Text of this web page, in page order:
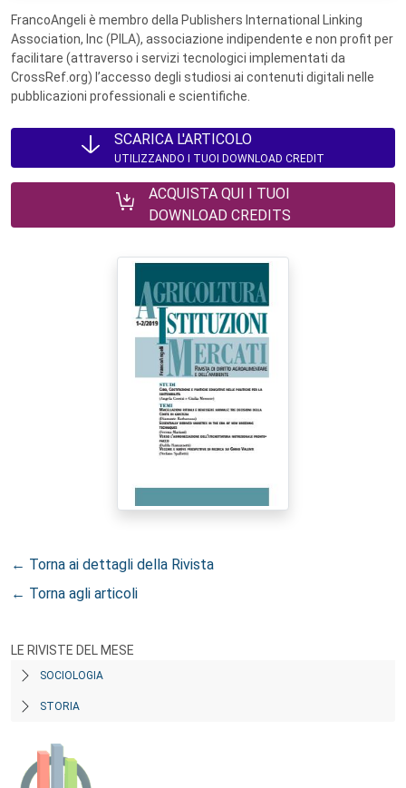
FrancoAngeli è membro della Publishers International Linking
Association, Inc (PILA), associazione indipendente e non profit per
facilitare (attraverso i servizi tecnologici implementati da
CrossRef.org) l’accesso degli studiosi ai contenuti digitali nelle
pubblicazioni professionali e scientifiche.
SCARICA L'ARTICOLO
UTILIZZANDO I TUOI DOWNLOAD CREDIT
ACQUISTA QUI I TUOI
DOWNLOAD CREDITS
← Torna ai dettagli della Rivista
← Torna agli articoli
LE RIVISTE DEL MESE
SOCIOLOGIA
STORIA